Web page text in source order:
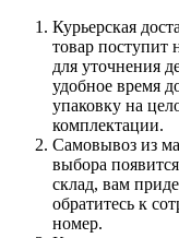
Курьерская
товар поступит
для уточнения
удобное время
упаковку на
комплектации.
Самовывоз из
выбора
склад, вам
обратитесь к
номер.